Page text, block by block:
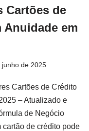
Cartões de
Anuidade em
junho de 2025
Cartões de Crédito
– Atualizado e
de Negócio
de crédito pode